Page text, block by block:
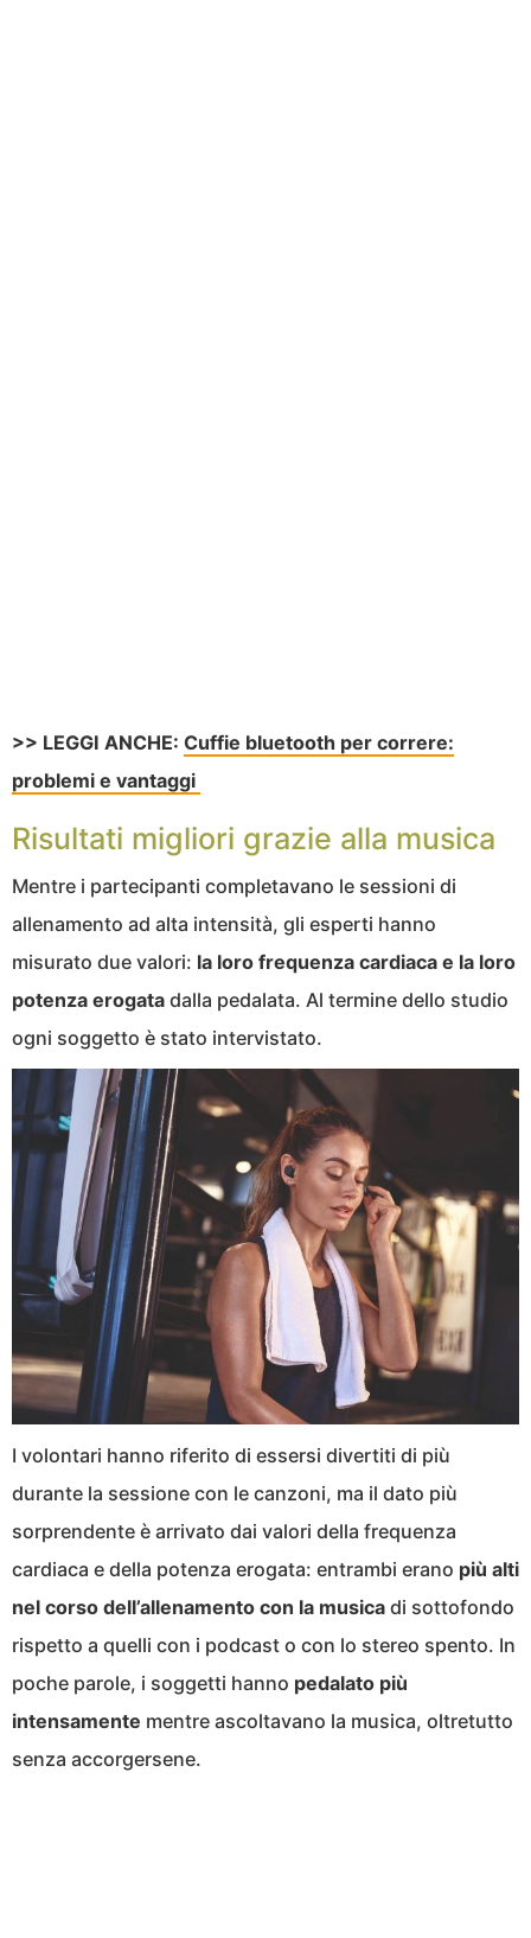
>> LEGGI ANCHE: Cuffie bluetooth per correre:
problemi e vantaggi
Risultati migliori grazie alla musica
Mentre i partecipanti completavano le sessioni di
allenamento ad alta intensità, gli esperti hanno
misurato due valori: la loro frequenza cardiaca e la loro
potenza erogata dalla pedalata. Al termine dello studio
ogni soggetto è stato intervistato.
I volontari hanno riferito di essersi divertiti di più
durante la sessione con le canzoni, ma il dato più
sorprendente è arrivato dai valori della frequenza
cardiaca e della potenza erogata: entrambi erano più alti
nel corso dell’allenamento con la musica di sottofondo
rispetto a quelli con i podcast o con lo stereo spento. In
poche parole, i soggetti hanno pedalato più
intensamente mentre ascoltavano la musica, oltretutto
senza accorgersene.